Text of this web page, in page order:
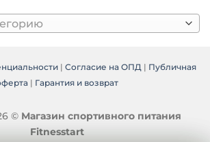
выбрать
| Согласие на ОПД | Публичная
| Гарантия и возврат
© Магазин спортивного питания
Fitnesstart